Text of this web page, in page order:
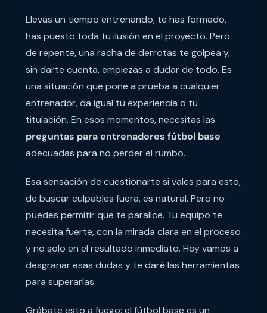
Llevas un tiempo entrenando, te has formado,
has puesto toda tu ilusión en el proyecto. Pero
de repente, una racha de derrotas te golpea y,
sin darte cuenta, empiezas a dudar de todo. Es
una situación que pone a prueba a cualquier
entrenador, da igual tu experiencia o tu
titulación. En esos momentos, necesitas las
preguntas para entrenadores fútbol base
adecuadas para no perder el rumbo.
Esa sensación de cuestionarte si vales para esto,
de buscar culpables fuera, es natural. Pero no
puedes permitir que te paralice. Tu equipo te
necesita fuerte, con la mirada clara en el proceso
y no solo en el resultado inmediato. Hoy vamos a
desgranar esas dudas y te daré las herramientas
para superarlas.